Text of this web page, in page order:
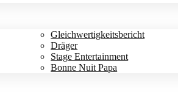
Gleichwertigkeitsbericht
Dräger
Stage Entertainment
Bonne Nuit Papa